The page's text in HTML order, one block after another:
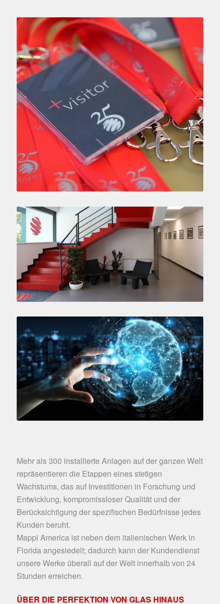
Mehr als 300 installierte Anlagen auf der ganzen Welt
repräsentieren die Etappen eines stetigen
Wachstums, das auf Investitionen in Forschung und
Entwicklung, kompromissloser Qualität und der
Berücksichtigung der spezifischen Bedürfnisse jedes
Kunden beruht.
Mappi America ist neben dem italienischen Werk in
Florida angesiedelt; dadurch kann der Kundendienst
unsere Werke überall auf der Welt innerhalb von 24
Stunden erreichen.
ÜBER DIE PERFEKTION VON GLAS HINAUS